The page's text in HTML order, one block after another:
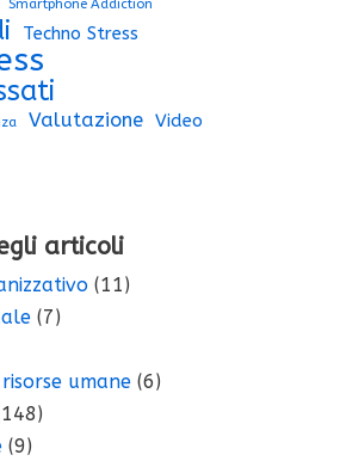
Smartphone Addiction
Techno Stress
Valutazione Video
articoli
(11)
(7)
umane (6)
(9)